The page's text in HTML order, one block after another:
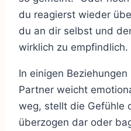
du reagierst wieder
du an dir selbst und
wirklich zu empfindlich.
In einigen
Partner weicht
weg, stellt die Gefühle
überzogen dar oder